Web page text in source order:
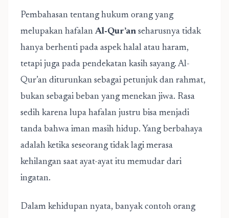
Pembahasan tentang hukum orang yang
melupakan hafalanAl-Qur’an seharusnya tidak
hanya berhenti pada aspek halal atau haram,
tetapi juga pada pendekatan kasih sayang. Al-
Qur’an diturunkan sebagai petunjuk dan rahmat,
bukan sebagai beban yang menekan jiwa. Rasa
sedih karena lupa hafalan justru bisa menjadi
tanda bahwa iman masih hidup. Yang berbahaya
adalah ketika seseorang tidak lagi merasa
kehilangan saat ayat-ayat itu memudar dari
ingatan.
Dalam kehidupan nyata, banyak contoh orang